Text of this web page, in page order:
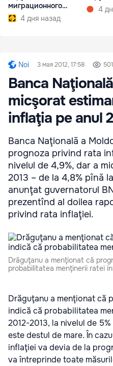
миграционного
режима
4 дня назад
4
Noi 3 мая 2012, 17:58 501
Banca
micşorat
inflaţia pe anul
Banca Naţională a
prognoza privind rata
nivelul de 4,9%, dar a
2013 – de la 4,8% pînă
anunţat guvernatorul
prezentînd al doilea
privind rata inflaţiei.
Drăguţanu a menţionat că
probabilitatea menţinerii ratei
Drăguţanu a menţionat că
indică că probabilitatea
2012-2013, la nivelul de
este destul de mare. În
inflaţiei va devia de la
va întreprinde toate